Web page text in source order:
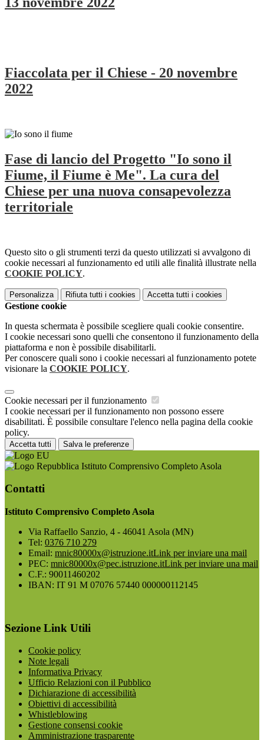
Fiaccolata per il Chiese - 20 novembre
2022
Fase di lancio del Progetto "Io sono il
Fiume, il Fiume è Me". La cura del
Chiese per una nuova consapevolezza
territoriale
Questo sito o gli strumenti terzi da questo utilizzati si avvalgono di
cookie necessari al funzionamento ed utili alle finalità illustrate nella
COOKIE POLICY.
Personalizza Rifiuta tutti i cookies Accetta tutti i cookies
Gestione cookie
In questa schermata è possibile scegliere quali cookie consentire.
I cookie necessari sono quelli che consentono il funzionamento della
piattaforma e non è possibile disabilitarli.
Per conoscere quali sono i cookie necessari al funzionamento potete
visionare la COOKIE POLICY.
Cookie necessari per il funzionamento
I cookie necessari per il funzionamento non possono essere
disabilitati. È possibile consultare l'elenco nella pagina della cookie
policy.
Accetta tutti Salva le preferenze
Istituto Comprensivo Completo Asola
Contatti
Istituto Comprensivo Completo Asola
Via Raffaello Sanzio, 4 - 46041 Asola (MN)
Tel: 0376 710 279
Email: mnic80000x@istruzione.itLink per inviare una mail
PEC: mnic80000x@pec.istruzione.itLink per inviare una mail
C.F.: 90011460202
IBAN: IT 91 M 07076 57440 000000112145
Sezione Link Utili
Cookie policy
Note legali
Informativa Privacy
Ufficio Relazioni con il Pubblico
Dichiarazione di accessibilità
Obiettivi di accessibilità
Whistleblowing
Gestione consensi cookie
Amministrazione trasparente